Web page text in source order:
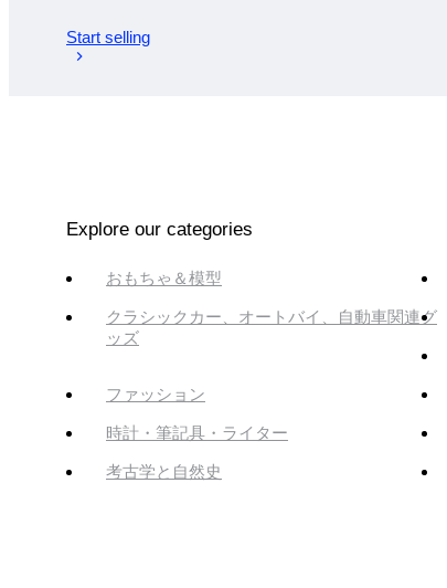
Start selling
Explore our categories
おもちゃ＆模型
クラシックカー、オートバイ、自動車関連グ
ッズ
ファッション
時計・筆記具・ライター
考古学と自然史